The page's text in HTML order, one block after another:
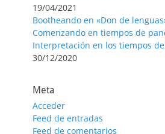
19/04/2021
Bootheando en «Don de
Comenzando en tiempos de
Interpretación en los tiempos
30/12/2020
Meta
Acceder
Feed de entradas
Feed de comentarios